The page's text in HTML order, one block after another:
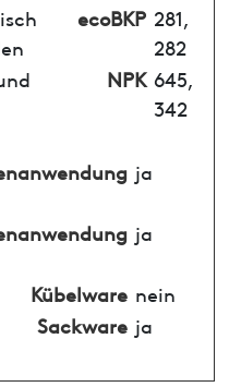
ecoBKP 281,
282
NPK 645,
342
ja
ja
Kübelware nein
Sackware ja